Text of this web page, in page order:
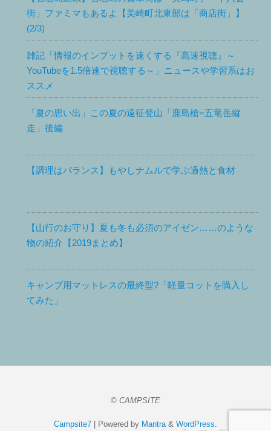
街」ファミマもあるよ【美崎町北東部は「商店街」】
(2/3)
雑記「情報のインプットを速くする『高速視聴』～
YouTubeを1.5倍速で視聴する～」ニュースや学習系はお
ススメ
「夏の思い出」この夏の遠征登山「鹿島槍=五竜岳縦
走」後編
【調理はバランス】もやしナムルで学ぶ過熱と食材
【山行のお守り】夏も冬も必須のアイゼン……のような
物の紹介【2019まとめ】
キャンプ用マットレスの最終型?「軽量コットを購入し
てみた」
© CAMPSITE
Campsite7 | Powered by Mantra& WordPress.